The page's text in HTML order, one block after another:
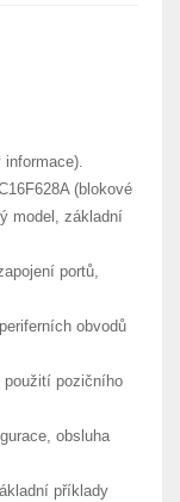
(blokové
model, základní
portů,
obvodů
použití pozičního
obsluha
příklady